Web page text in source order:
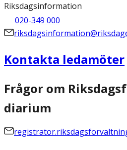
Riksdagsinformation
020-349 000
Kontakta ledamöter
Frågor om
diarium